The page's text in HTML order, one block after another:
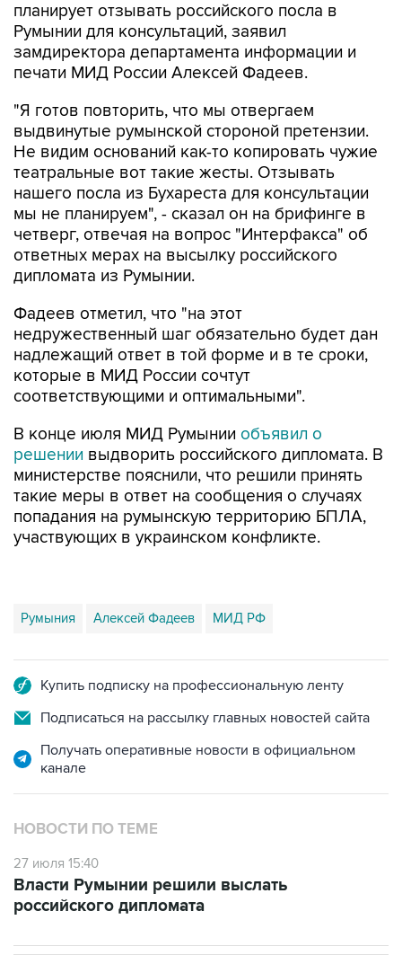
планирует отзывать российского посла в
Румынии для консультаций, заявил
замдиректора департамента информации и
печати МИД России Алексей Фадеев.
"Я готов повторить, что мы отвергаем
выдвинутые румынской стороной претензии.
Не видим оснований как-то копировать чужие
театральные вот такие жесты. Отзывать
нашего посла из Бухареста для консультации
мы не планируем", - сказал он на брифинге в
четверг, отвечая на вопрос "Интерфакса" об
ответных мерах на высылку российского
дипломата из Румынии.
Фадеев отметил, что "на этот
недружественный шаг обязательно будет дан
надлежащий ответ в той форме и в те сроки,
которые в МИД России сочтут
соответствующими и оптимальными".
В конце июля МИД Румынии объявил о
решении выдворить российского дипломата. В
министерстве пояснили, что решили принять
такие меры в ответ на сообщения о случаях
попадания на румынскую территорию БПЛА,
участвующих в украинском конфликте.
Румыния Алексей Фадеев МИД РФ
Купить подписку на профессиональную ленту
Подписаться на рассылку главных новостей сайта
Получать оперативные новости в официальном
канале
НОВОСТИ ПО ТЕМЕ
27 июля 15:40
Власти Румынии решили выслать
российского дипломата